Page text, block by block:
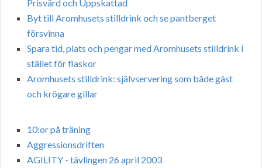
Prisvärd och Uppskattad
Byt till Aromhusets stilldrink och se pantberget
försvinna
Spara tid, plats och pengar med Aromhusets stilldrink i
stället för flaskor
Aromhusets stilldrink: självservering som både gäst
och krögare gillar
10:or på träning
Aggressionsdriften
AGILITY - tävlingen 26 april 2003